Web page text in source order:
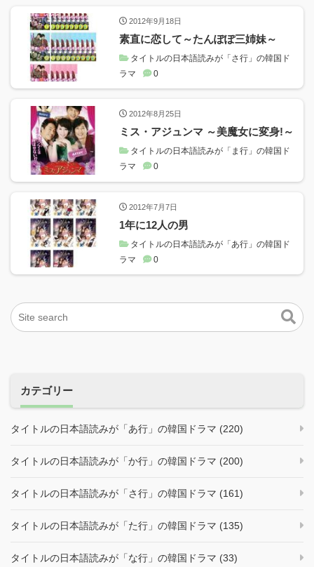
2012年9月18日
素直に恋して～たんぽぽ三姉妹～
タイトルの日本語読みが「さ行」の韓国ド
ラマ
0
2012年8月25日
ミス・アジュンマ ～美魔女に変身!～
タイトルの日本語読みが「ま行」の韓国ド
ラマ
0
2012年7月7日
1年に12人の男
タイトルの日本語読みが「あ行」の韓国ド
ラマ
0
カテゴリー
タイトルの日本語読みが「あ行」の韓国ドラマ (220)
タイトルの日本語読みが「か行」の韓国ドラマ (200)
タイトルの日本語読みが「さ行」の韓国ドラマ (161)
タイトルの日本語読みが「た行」の韓国ドラマ (135)
タイトルの日本語読みが「な行」の韓国ドラマ (33)